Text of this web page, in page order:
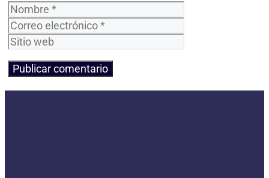
Nombre
electrónico
web